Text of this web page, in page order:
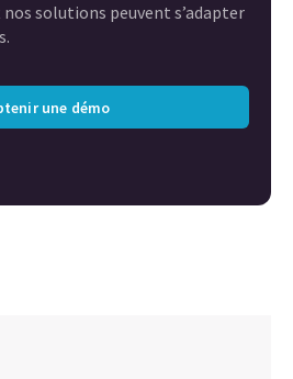
solutions peuvent s’adapter
une démo